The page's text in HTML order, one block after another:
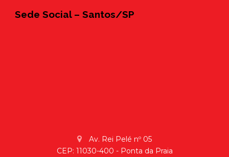
Sede Social – Santos/SP
Av. Rei Pelé nº 05
CEP: 11030-400 - Ponta da Praia